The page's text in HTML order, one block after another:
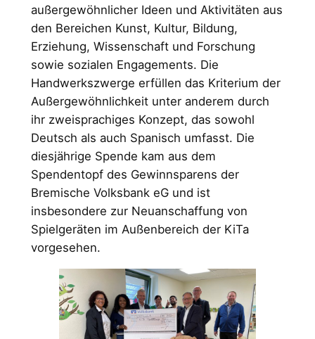
außergewöhnlicher Ideen und Aktivitäten aus
den Bereichen Kunst, Kultur, Bildung,
Erziehung, Wissenschaft und Forschung
sowie sozialen Engagements. Die
Handwerkszwerge erfüllen das Kriterium der
Außergewöhnlichkeit unter anderem durch
ihr zweisprachiges Konzept, das sowohl
Deutsch als auch Spanisch umfasst. Die
diesjährige Spende kam aus dem
Spendentopf des Gewinnsparens der
Bremische Volksbank eG und ist
insbesondere zur Neuanschaffung von
Spielgeräten im Außenbereich der KiTa
vorgesehen.